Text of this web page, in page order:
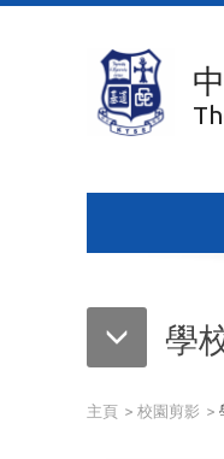
學
主頁 校園剪影